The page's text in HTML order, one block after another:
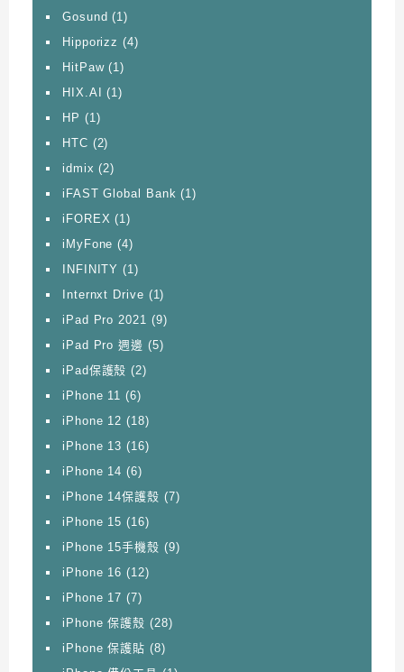
Gosund (1)
Hipporizz (4)
HitPaw(1)
HIX.AI
(1)
HP (1)
HTC (2)
idmix (2)
iFAST Global Bank (1)
iFOREX (1)
iMyFone (4)
INFINITY (1)
Internxt Drive (1)
iPad Pro 2021 (9)
iPad Pro 週邊 (5)
iPad保護殼 (2)
iPhone 11 (6)
iPhone 12 (18)
iPhone 13 (16)
iPhone 14 (6)
iPhone 14保護殼 (7)
iPhone 15 (16)
iPhone 15手機殼 (9)
iPhone 16 (12)
iPhone 17 (7)
iPhone 保護殼 (28)
iPhone 保護貼 (8)